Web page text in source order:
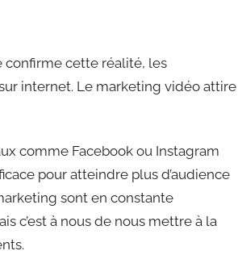
confirme cette réalité, les
internet. Le marketing vidéo attire
comme Facebook ou Instagram
pour atteindre plus d’audience
sont en constante
c’est à nous de nous mettre à la